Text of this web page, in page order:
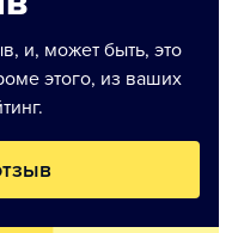
и, может быть, это
этого, из ваших